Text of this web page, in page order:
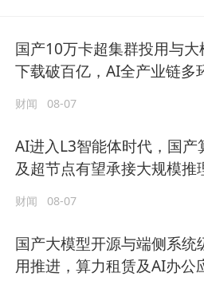
国产10万卡超集群投用与大
下载破百亿，AI全产业链多
财闻 08-07
AI进入L3智能体时代，国产
及超节点有望承接大规模推
财闻 08-07
国产大模型开源与端侧系统
用推进，算力租赁及AI办公